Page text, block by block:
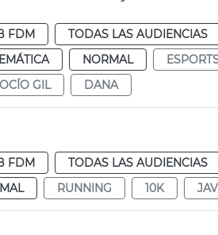
FDM TODAS LAS AUDIENCIAS
NORMAL
GIL DANA
FDM TODAS LAS AUDIENCIAS
RUNNING 10K